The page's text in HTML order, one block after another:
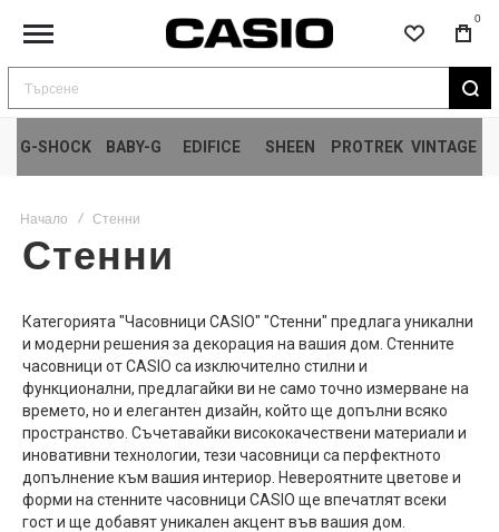
0
Търсене
G-SHOCK
BABY-G EDIFICE SHEEN PROTREK VINTAGE
Начало Стенни
Стенни
Категорията "Часовници CASIO" "Стенни" предлага уникални
и модерни решения за декорация на вашия дом. Стенните
часовници от CASIO са изключително стилни и
функционални, предлагайки ви не само точно измерване на
времето, но и елегантен дизайн, който ще допълни всяко
пространство. Съчетавайки висококачествени материали и
иновативни технологии, тези часовници са перфектното
допълнение към вашия интериор. Невероятните цветове и
форми на стенните часовници CASIO ще впечатлят всеки
гост и ще добавят уникален акцент във вашия дом.